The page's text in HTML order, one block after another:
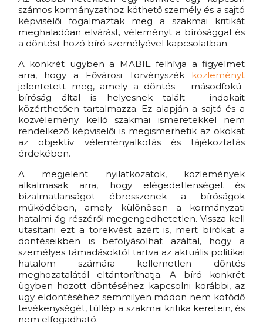
számos kormányzathoz köthető személy és a sajtó
képviselői fogalmaztak meg a szakmai kritikát
meghaladóan elvárást, véleményt a bírósággal és
a döntést hozó bíró személyével kapcsolatban.
A konkrét ügyben a MABIE felhívja a figyelmet
arra, hogy a Fővárosi Törvényszék közleményt
jelentetett meg, amely a döntés – másodfokú
bíróság által is helyesnek talált– indokait
közérthetően tartalmazza. Ez alapján a sajtó és a
közvélemény kellő szakmai ismeretekkel nem
rendelkező képviselői is megismerhetik az okokat
az objektív véleményalkotás és tájékoztatás
érdekében.
A megjelent nyilatkozatok, közlemények
alkalmasak arra, hogy elégedetlenséget és
bizalmatlanságot ébresszenek a bíróságok
működében, amely különösen a kormányzati
hatalmi ág részéről megengedhetetlen. Vissza kell
utasítani ezt a törekvést azért is, mert bírókat a
döntéseikben is befolyásolhat azáltal, hogy a
személyes támadásoktól tartva az aktuális politikai
hatalom számára kellemetlen döntés
meghozatalától eltántoríthatja. A bíró konkrét
ügyben hozott döntéséhez kapcsolni korábbi, az
ügy eldöntéséhez semmilyen módon nem kötődő
tevékenységét, túllép a szakmai kritika keretein, és
nem elfogadható.